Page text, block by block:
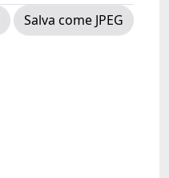
Salva come JPEG